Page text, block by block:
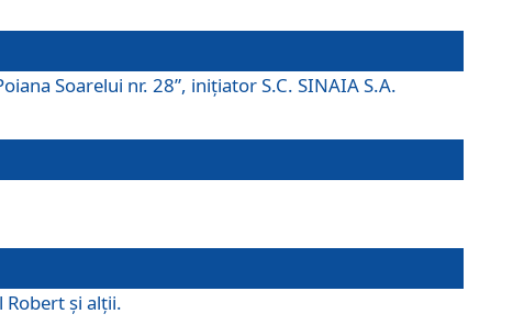
Soarelui nr. 28”, iniţiator S.C. SINAIA S.A.
Robert şi alţii.